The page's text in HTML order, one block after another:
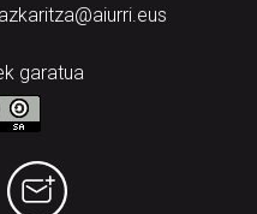
garatua